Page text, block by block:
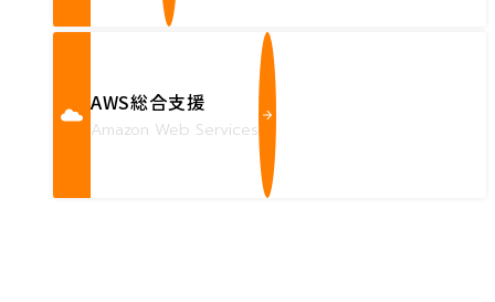
AWS総合支援
Amazon Web Services